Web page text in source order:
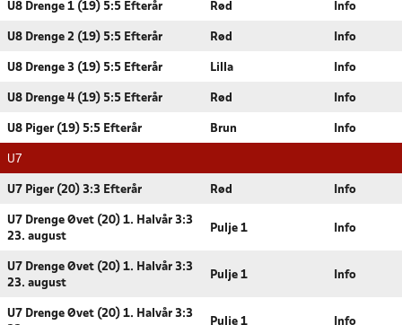
U8 Drenge 1 (19) 5:5 Efterår Rød Info
U8 Drenge 2 (19) 5:5 Efterår Rød Info
U8 Drenge 3 (19) 5:5 Efterår Lilla Info
U8 Drenge 4 (19) 5:5 Efterår Rød Info
U8 Piger (19) 5:5 Efterår Brun Info
U7
U7 Piger (20) 3:3 Efterår Rød Info
U7 Drenge Øvet (20) 1. Halvår 3:3
23. august
Pulje 1 Info
U7 Drenge Øvet (20) 1. Halvår 3:3
23. august
Pulje 1 Info
U7 Drenge Øvet (20) 1. Halvår 3:3
Pulje 1 Info